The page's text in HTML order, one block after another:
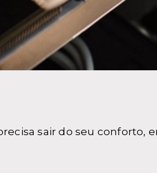
sair do seu conforto,